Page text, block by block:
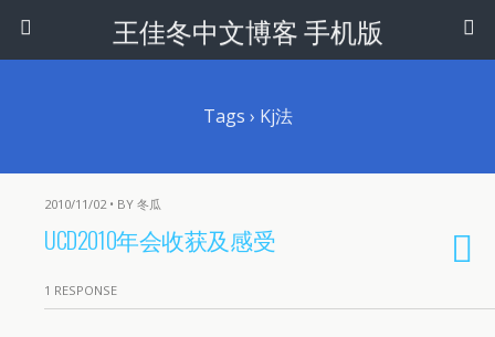
王佳冬中文博客 手机版
Tags › Kj法
2010/11/02 • BY 冬瓜
UCD2010年会收获及感受
1 RESPONSE